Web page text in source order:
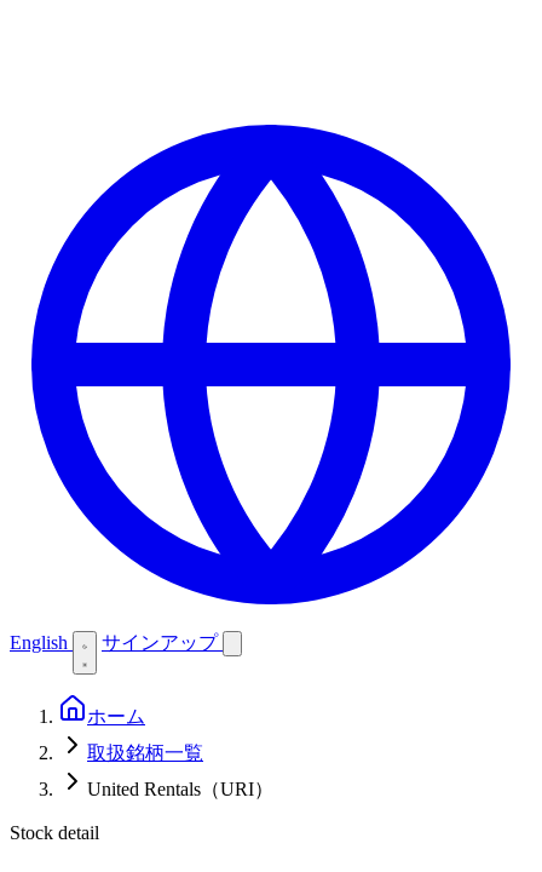
English サインアップ
ホーム
取扱銘柄一覧
United Rentals（URI）
Stock detail